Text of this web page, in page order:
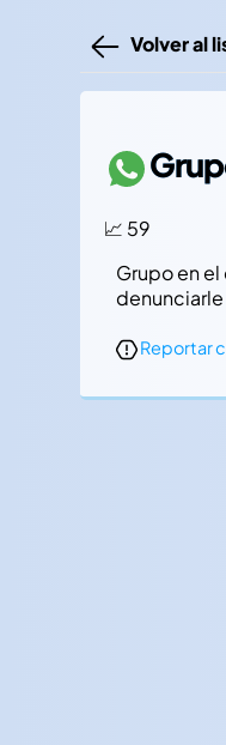
Volver al
📈 59
Grupo en
Reportar